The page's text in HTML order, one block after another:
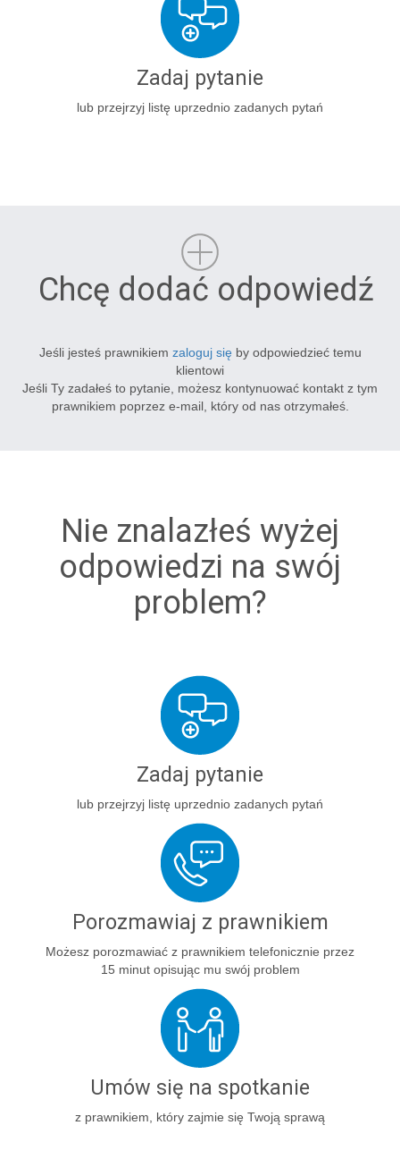
Zadaj pytanie
lub przejrzyj listę uprzednio zadanych pytań
Chcę dodać odpowiedź
Jeśli jesteś prawnikiem zaloguj się by odpowiedzieć temu
klientowi
Jeśli Ty zadałeś to pytanie, możesz kontynuować kontakt z tym
prawnikiem poprzez e-mail, który od nas otrzymałeś.
Nie znalazłeś wyżej
odpowiedzi na swój
problem?
Zadaj pytanie
lub przejrzyj listę uprzednio zadanych pytań
Porozmawiaj z prawnikiem
Możesz porozmawiać z prawnikiem telefonicznie przez
15 minut opisując mu swój problem
Umów się na spotkanie
z prawnikiem, który zajmie się Twoją sprawą